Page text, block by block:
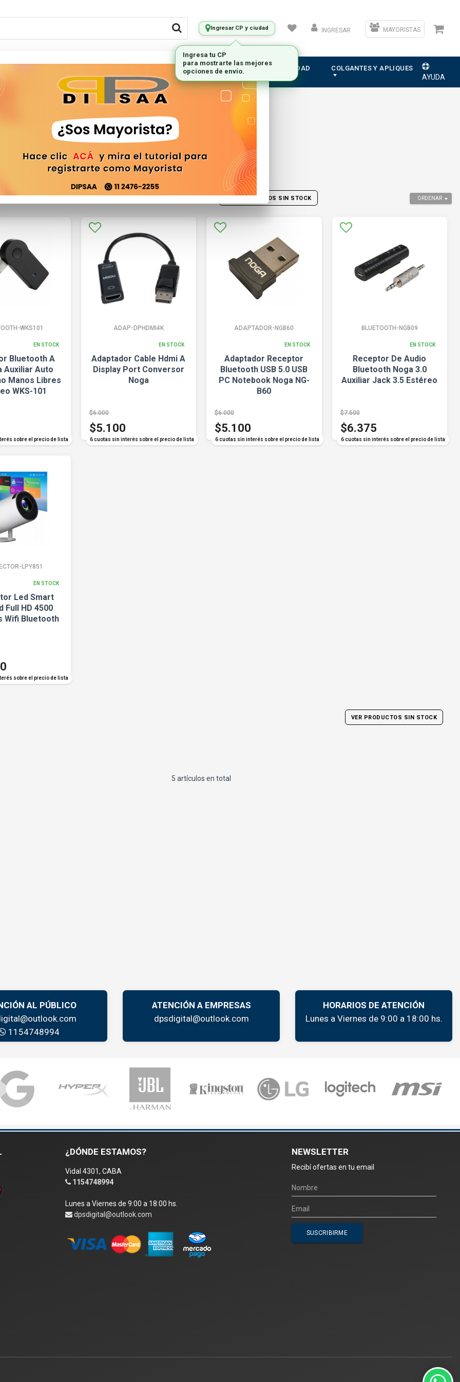
Ingresar CP y ciudad INGRESAR MAYORISTAS
REMOTOS
ELECTRODOMESTICOS
ILUMINACION ELECTRICIDAD COLGANTES Y APLIQUES
AYUDA
ORDENAR
VER PRODUCTOS SIN STOCK
WKS101
EN STOCK
Bluetooth A
Auxiliar Auto
Manos Libres
WKS-101
sobre el precio de lista
COMPARAR
ADAP-DPHDMI4K
EN STOCK
Adaptador Cable Hdmi A
Display Port Conversor
Noga
6 cuotas sin interés sobre el precio de lista
$6.000
$5.100
COMPARAR
ADAPTADOR-NGB60
EN STOCK
Adaptador Receptor
Bluetooth USB 5.0 USB
PC Notebook Noga NG-
B60
6 cuotas sin interés sobre el precio de lista
$6.000
$5.100
COMPARAR
BLUETOOTH-NGB09
EN STOCK
Receptor De Audio
Bluetooth Noga 3.0
Auxiliar Jack 3.5 Estéreo
6 cuotas sin interés sobre el precio de lista
$7.500
$6.375
COMPARAR
LPY851
EN STOCK
Led Smart
Full HD 4500
Wifi Bluetooth
sobre el precio de lista
COMPARAR
VER PRODUCTOS SIN STOCK
5 artículos en total
AL PÚBLICO
1154748994
ATENCIÓN A EMPRESAS
dpsdigital@outlook.com
HORARIOS DE ATENCIÓN
Lunes a Viernes de 9:00 a 18:00 hs.
¿DÓNDE ESTAMOS?
Vidal 4301, CABA
1154748994
Lunes a Viernes de 9:00 a 18:00 hs.
dpsdigital@outlook.com
NEWSLETTER
Recibí ofertas en tu email